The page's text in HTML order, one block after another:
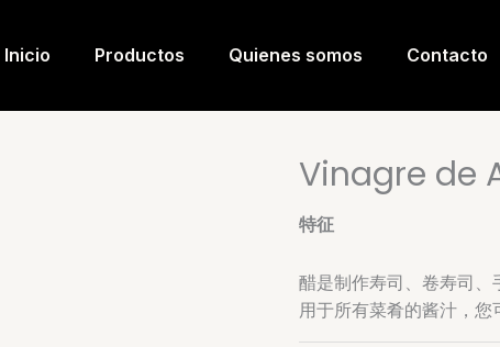
Inicio Productos Quienes somos Contacto
Vinagre de
特征
醋是制作寿司、卷寿司
用于所有菜肴的酱汁，您